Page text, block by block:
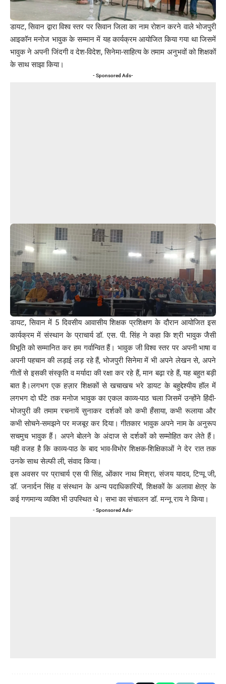
डायट, सिवान द्वारा विश्व स्तर पर सिवान जिला का नाम रोशन करने वाले भोजपुरी
आइकॉन मनोज भावुक के सम्मान में यह कार्यक्रम आयोजित किया गया था जिसमें
भावुक ने अपनी जिंदगी व देश-विदेश, सिनेमा-साहित्य के तमाम अनुभवों को शिक्षकों
के साथ साझा किया।
- Sponsored Ads-
डायट, सिवान में 5 दिवसीय आवासीय शिक्षक प्रशिक्षण के दौरान आयोजित इस
कार्यक्रम में संस्थान के प्राचार्य डॉ. एस. पी. सिंह ने कहा कि श्री भावुक जैसी
विभूति को सम्मानित कर हम गर्वान्वित हैं। भावुक जी विश्व स्तर पर अपनी भाषा व
अपनी पहचान की लड़ाई लड़ रहे हैं, भोजपुरी सिनेमा में भी अपने लेखन से, अपने
गीतों से इसकी संस्कृति व मर्यादा की रक्षा कर रहे हैं, मान बढ़ा रहे हैं, यह बहुत बड़ी
बात है।लगभग एक हज़ार शिक्षकों से खचाखच भरे डायट के बहुद्देश्यीय हॉल में
लगभग दो घँटे तक मनोज भावुक का एकल काव्य-पाठ चला जिसमें उन्होंने हिंदी-
भोजपुरी की तमाम रचनायें सुनाकर दर्शकों को कभी हँसाया, कभी रूलाया और
कभी सोचने-समझने पर मजबूर कर दिया। गीतकार भावुक अपने नाम के अनुरूप
सचमुच भावुक हैं। अपने बोलने के अंदाज से दर्शकों को सम्मोहित कर लेते हैं।
यही वजह है कि काव्य-पाठ के बाद भाव-विभोर शिक्षक-शिक्षिकाओं ने देर रात तक
उनके साथ सेल्फी ली, संवाद किया।
इस अवसर पर प्राचार्य एस पी सिंह, ओंकार नाथ मिश्रा, संजय यादव, टिप्पू जी,
डॉ. जनार्दन सिंह व संस्थान के अन्य पदाधिकारियों, शिक्षकों के अलावा क्षेत्र के
कई गणमान्य व्यक्ति भी उपस्थित थे। सभा का संचालन डॉ. मन्नू राय ने किया।
- Sponsored Ads-